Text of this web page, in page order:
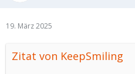
19. März 2025
Zitat von KeepSmiling